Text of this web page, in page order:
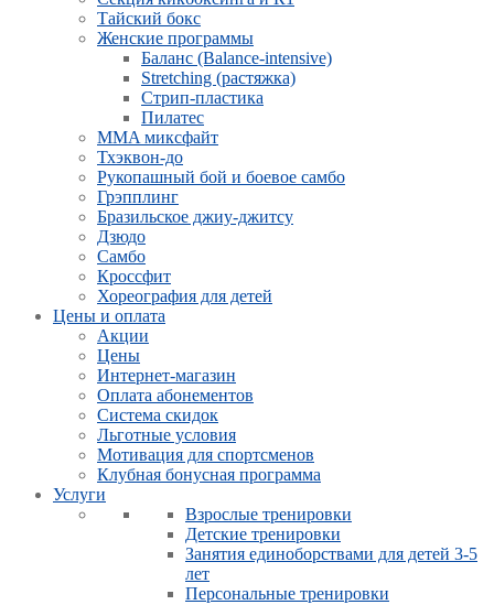
Тайский бокс
Женские программы
Баланс (Balance-intensive)
Stretching (растяжка)
Стрип-пластика
Пилатес
MMA миксфайт
Тхэквон-до
Рукопашный бой и боевое самбо
Грэпплинг
Бразильское джиу-джитсу
Дзюдо
Самбо
Кроссфит
Хореография для детей
Цены и оплата
Акции
Цены
Интернет-магазин
Оплата абонементов
Система скидок
Льготные условия
Мотивация для спортсменов
Клубная бонусная программа
Услуги
Взрослые тренировки
Детские тренировки
Занятия единоборствами для детей 3-5
лет
Персональные тренировки